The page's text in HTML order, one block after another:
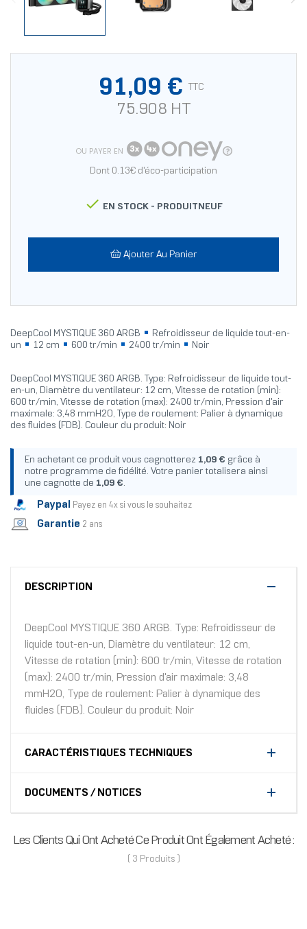
91,09 € TTC
75.908 HT
OU PAYER EN
Dont 0.13€ d'éco-participation
 EN STOCK - PRODUITNEUF
Ajouter Au Panier
DeepCool MYSTIQUE 360 ARGB
Refroidisseur de liquide tout-en-
un
12 cm 600 tr/min 2400 tr/min Noir
DeepCool MYSTIQUE 360 ARGB. Type: Refroidisseur de liquide tout-
en-un, Diamètre du ventilateur: 12 cm, Vitesse de rotation (min):
600 tr/min, Vitesse de rotation (max): 2400 tr/min, Pression d'air
maximale: 3,48 mmH2O, Type de roulement: Palier à dynamique
des fluides (FDB). Couleur du produit: Noir
En achetant ce produit vous cagnotterez 1,09 € grâce à
notre programme de fidélité. Votre panier totalisera ainsi
une cagnotte de 1,09 €.
Paypal Payez en 4x si vous le souhaitez
Garantie 2 ans
DESCRIPTION
DeepCool MYSTIQUE 360 ARGB. Type: Refroidisseur de
liquide tout-en-un, Diamètre du ventilateur: 12 cm,
Vitesse de rotation (min): 600 tr/min, Vitesse de rotation
(max): 2400 tr/min, Pression d'air maximale: 3,48
mmH2O, Type de roulement: Palier à dynamique des
fluides (FDB). Couleur du produit: Noir
CARACTÉRISTIQUES TECHNIQUES
DOCUMENTS / NOTICES
Les Clients Qui Ont Acheté Ce Produit Ont Également Acheté :
( 3 Produits )